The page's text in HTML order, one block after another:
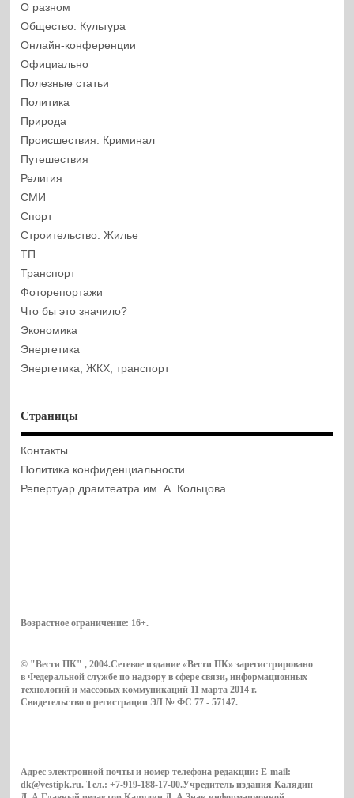
О разном
Общество. Культура
Онлайн-конференции
Официально
Полезные статьи
Политика
Природа
Происшествия. Криминал
Путешествия
Религия
СМИ
Спорт
Строительство. Жилье
ТП
Транспорт
Фоторепортажи
Что бы это значило?
Экономика
Энергетика
Энергетика, ЖКХ, транспорт
Страницы
Контакты
Политика конфиденциальности
Репертуар драмтеатра им. А. Кольцова
Возрастное ограничение: 16+.
© "Вести ПК" , 2004.Сетевое издание «Вести ПК» зарегистрировано
в Федеральной службе по надзору в сфере связи, информационных
технологий и массовых коммуникаций 11 марта 2014 г.
Свидетельство о регистрации ЭЛ № ФС 77 - 57147.
Адрес электронной почты и номер телефона редакции: E-mail:
dk@vestipk.ru. Тел.: +7-919-188-17-00.Учредитель издания Калядин